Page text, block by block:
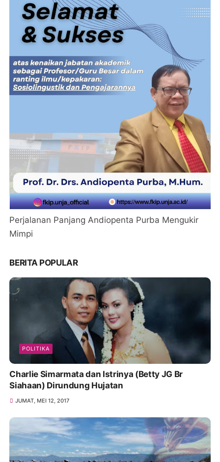
Perjalanan Panjang Andiopenta Purba Mengukir
Mimpi
BERITA POPULAR
POLITIKA
Charlie Simarmata dan Istrinya (Betty JG Br
Siahaan) Dirundung Hujatan
JUMAT, MEI 12, 2017